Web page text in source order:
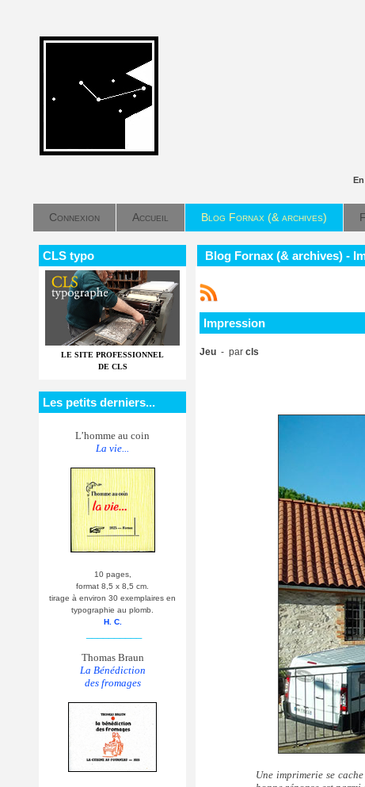
Connexion Accueil Blog Fornax (& archives)
CLS typo
LE SITE PROFESSIONNEL
DE CLS
Les petits derniers...
L’homme au coin
La vie...
10 pages,
format 8,5 x 8,5 cm.
tirage à environ 30 exemplaires en
typographie au plomb.
H. C.
Thomas Braun
La Bénédiction
des fromages
Blog Fornax (& archives) -
Impression
Jeu - par cls
Une imprimerie se